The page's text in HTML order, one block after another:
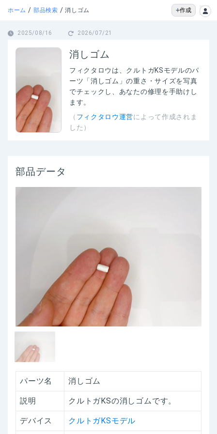
ホーム / 部品検索 / 消しゴム 作成
2025/08/16 2026/07/21
消しゴム
フィクタロウは、 クルトガKSモデルのパ
ーツ「消しゴム」の重さ・サイズを写真
でチェックし、あなたの修理を手助けし
ます。
（ フィクタロウ運営によって作成されま
した）
部品データ
パーツ名 消しゴム
説明 クルトガKSの消しゴムです。
デバイス クルトガKSモデル